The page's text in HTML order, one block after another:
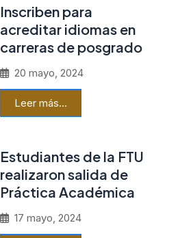
Inscriben para
acreditar idiomas en
carreras de posgrado
20 mayo, 2024
Leer más…
Estudiantes de la FTU
realizaron salida de
Práctica Académica
17 mayo, 2024